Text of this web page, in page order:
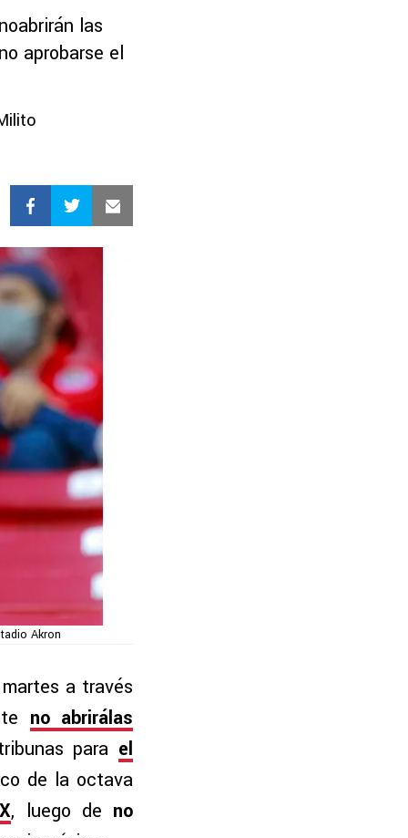
las
aprobarse el
Akron
a través
no abrirálas
para el
de la octava
, luego de no